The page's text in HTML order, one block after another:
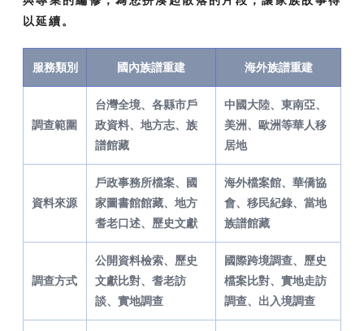
以延續。
服務類別 國內族譜重建 海外族譜重建
調查範圍
台灣全境、各縣市戶
政資料、地方志、族
譜館藏
中國大陸、東南亞、
美洲、歐洲等華人移
居地
資料來源
戶政事務所檔案、國
家圖書館館藏、地方
耆老口述、歷史文獻
海外檔案館、華僑協
會、移民紀錄、當地
族譜館藏
調查方式
公開資料檢索、歷史
文獻比對、耆老訪
談、實地調查
國際跨境調查、歷史
檔案比對、實地走訪
調查、出入境調查